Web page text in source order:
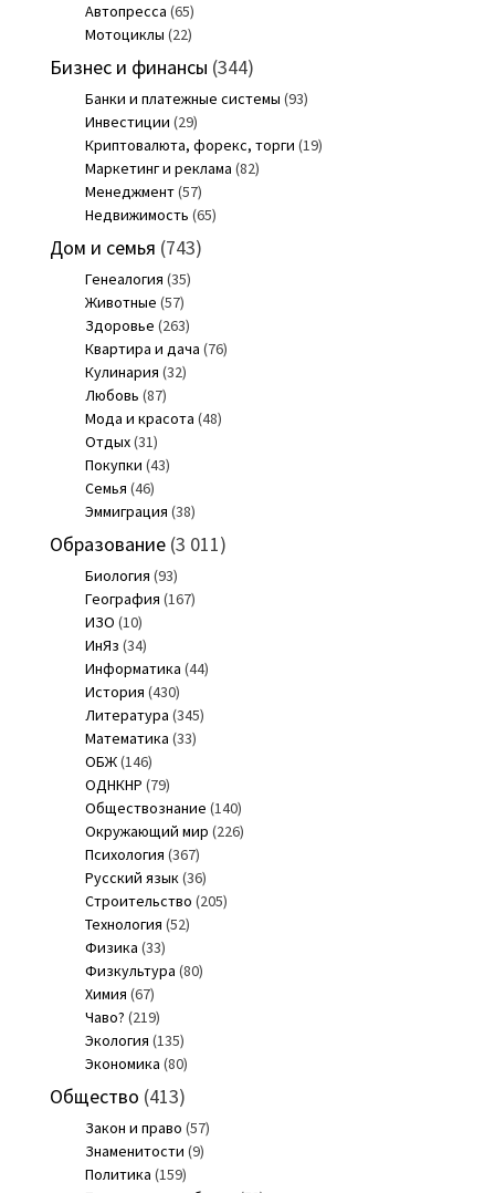
Автопресса (65)
Мотоциклы (22)
Бизнес и финансы (344)
Банки и платежные системы (93)
Инвестиции (29)
Криптовалюта, форекс, торги (19)
Маркетинг и реклама (82)
Менеджмент(57)
Недвижимость (65)
Дом и семья (743)
Генеалогия (35)
Животные (57)
Здоровье (263)
Квартира и дача (76)
Кулинария (32)
Любовь (87)
Мода и красота (48)
Отдых(31)
Покупки (43)
Семья (46)
Эммиграция (38)
Образование(3 011)
Биология (93)
География (167)
ИЗО (10)
ИнЯз (34)
Информатика (44)
История (430)
Литература (345)
Математика (33)
ОБЖ(146)
ОДНКНР (79)
Обществознание (140)
Окружающий мир (226)
Психология (367)
Русский язык(36)
Строительство (205)
Технология (52)
Физика (33)
Физкультура (80)
Химия (67)
Чаво? (219)
Экология (135)
Экономика (80)
Общество (413)
Закон и право (57)
Знаменитости (9)
Политика (159)